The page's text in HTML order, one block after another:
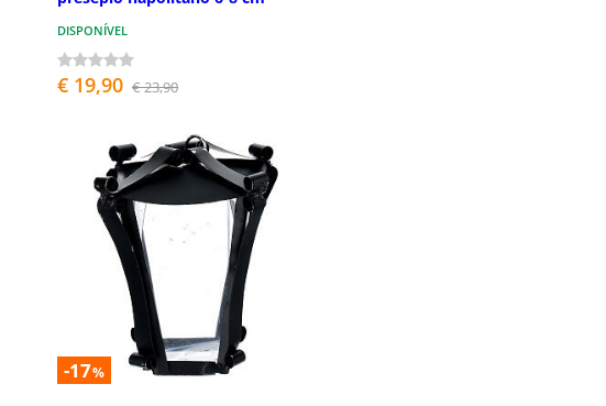
DISPONÍVEL
€ 19,90 € 23,90
-17%